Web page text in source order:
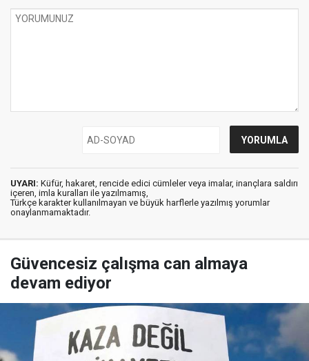
UYARI: Küfür, hakaret, rencide edici cümleler veya imalar, inançlara saldırı
içeren, imla kuralları ile yazılmamış,
Türkçe karakter kullanılmayan ve büyük harflerle yazılmış yorumlar
onaylanmamaktadır.
Güvencesiz çalışma can almaya
devam ediyor